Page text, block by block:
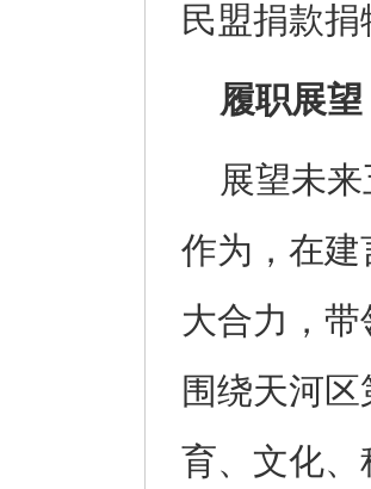
民盟捐款
履职展望
展望未
作为，在
大合力，
围绕天河
育、文化